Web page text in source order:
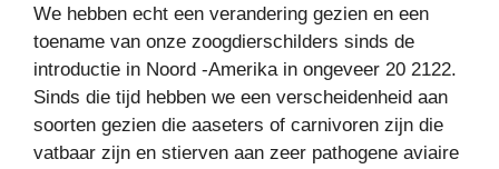
We hebben echt een verandering gezien en een
toename van onze zoogdierschilders sinds de
introductie in Noord -Amerika in ongeveer 20 2122.
Sinds die tijd hebben we een verscheidenheid aan
soorten gezien die aaseters of carnivoren zijn die
vatbaar zijn en stierven aan zeer pathogene aviaire